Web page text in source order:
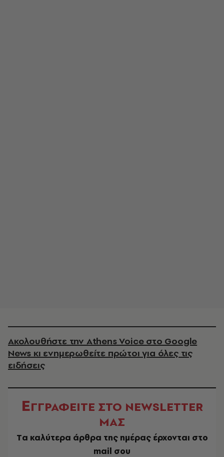
Ακολουθήστε την Athens Voice στο Google
News κι ενημερωθείτε πρώτοι για όλες τις
ειδήσεις
ΕΓΓΡΑΦΕΙΤΕ ΣΤΟ NEWSLETTER
ΜΑΣ
Tα καλύτερα άρθρα της ημέρας έρχονται στο
mail σου